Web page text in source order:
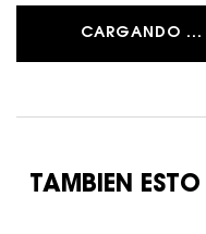
CARGANDO ...
TAMBIEN